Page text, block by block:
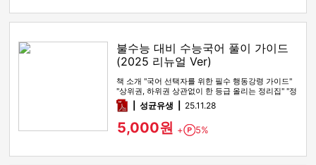
불수능 대비 수능국어 풀이 가이드
(2025 리뉴얼 Ver)
책 소개 "국어 선택자를 위한 필수 행동강령 가이드"
"상위권, 하위권 상관없이 한 등급 올리는 정리집" "정
시파이터 적극 …
pdf성균유생 25.11.28
5,000원 + Point
5%